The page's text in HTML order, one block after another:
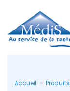
contenu
principal
Accueil Produits